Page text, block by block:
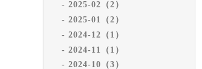
2025-02（2）
2025-01（2）
2024-12（1）
2024-11（1）
2024-10（3）